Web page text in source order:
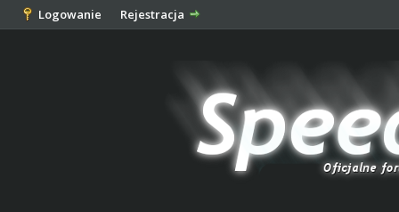
Logowanie Rejestracja